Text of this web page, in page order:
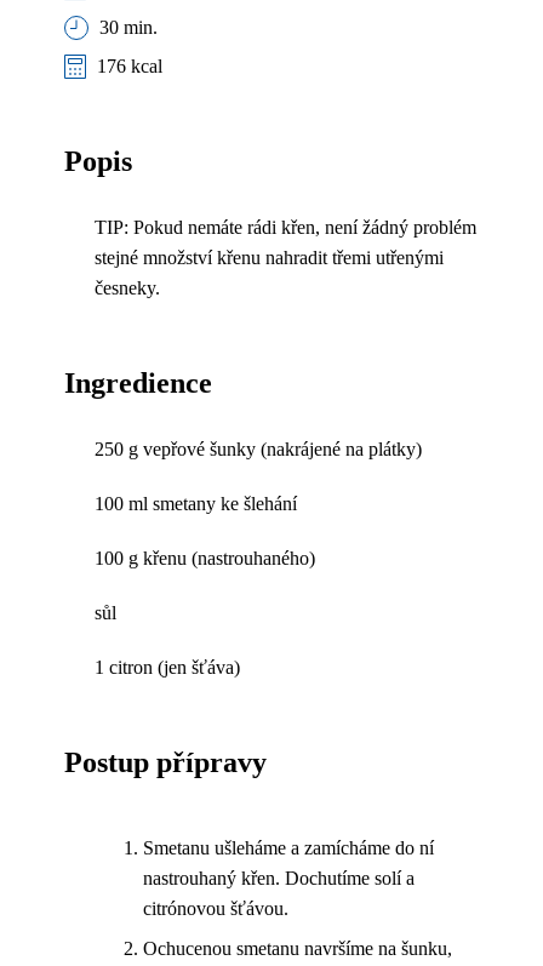
30 min.
176 kcal
Popis
TIP: Pokud nemáte rádi křen, není žádný problém
stejné množství křenu nahradit třemi utřenými
česneky.
Ingredience
250 g vepřové šunky (nakrájené na plátky)
100 ml smetany ke šlehání
100 g křenu (nastrouhaného)
sůl
1 citron (jen šťáva)
Postup přípravy
Smetanu ušleháme a zamícháme do ní
nastrouhaný křen. Dochutíme solí a
citrónovou šťávou.
Ochucenou smetanu navršíme na šunku,